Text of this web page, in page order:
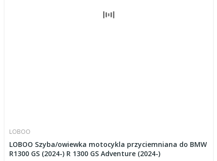
LOBOO
LOBOO Szyba/owiewka motocykla przyciemniana do BMW
R1300 GS (2024-) R 1300 GS Adventure (2024-)